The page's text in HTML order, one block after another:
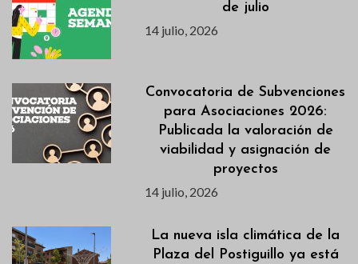
de julio
14 julio, 2026
Convocatoria de Subvenciones
para Asociaciones 2026:
Publicada la valoración de
viabilidad y asignación de
proyectos
14 julio, 2026
La nueva isla climática de la
Plaza del Postiguillo ya está